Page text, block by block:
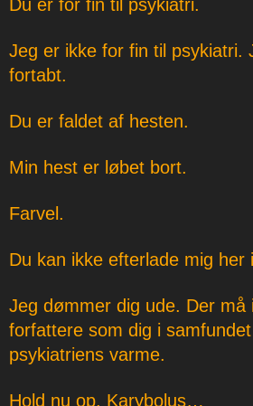
Du er for fin til psykiatri.
Jeg er ikke for fin til psykiatri.
fortabt.
Du er faldet af hesten.
Min hest er løbet bort.
Farvel.
Du kan ikke efterlade mig her
Jeg dømmer dig ude. Der
forfattere som dig i
psykiatriens varme.
Hold nu op, Karybolus…